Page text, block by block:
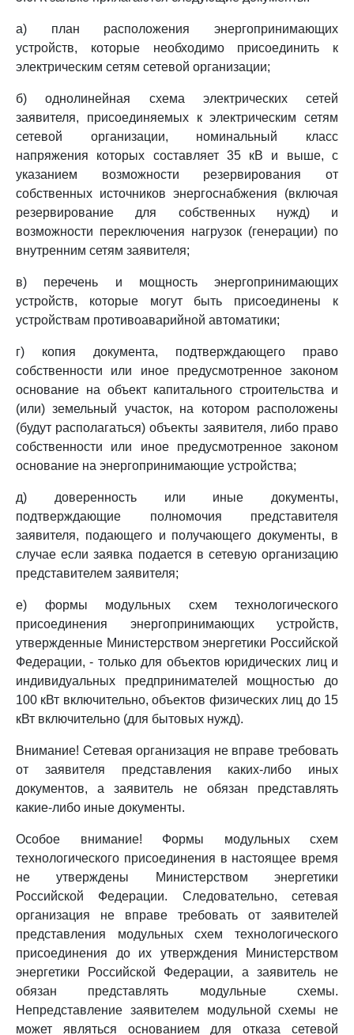
а) план расположения энергопринимающих
устройств, которые необходимо присоединить к
электрическим сетям сетевой организации;
б) однолинейная схема электрических сетей
заявителя, присоединяемых к электрическим сетям
сетевой организации, номинальный класс
напряжения которых составляет 35 кВ и выше, с
указанием возможности резервирования от
собственных источников энергоснабжения (включая
резервирование для собственных нужд) и
возможности переключения нагрузок (генерации) по
внутренним сетям заявителя;
в) перечень и мощность энергопринимающих
устройств, которые могут быть присоединены к
устройствам противоаварийной автоматики;
г) копия документа, подтверждающего право
собственности или иное предусмотренное законом
основание на объект капитального строительства и
(или) земельный участок, на котором расположены
(будут располагаться) объекты заявителя, либо право
собственности или иное предусмотренное законом
основание на энергопринимающие устройства;
д) доверенность или иные документы,
подтверждающие полномочия представителя
заявителя, подающего и получающего документы, в
случае если заявка подается в сетевую организацию
представителем заявителя;
е) формы модульных схем технологического
присоединения энергопринимающих устройств,
утвержденные Министерством энергетики Российской
Федерации, - только для объектов юридических лиц и
индивидуальных предпринимателей мощностью до
100 кВт включительно, объектов физических лиц до 15
кВт включительно (для бытовых нужд).
Внимание! Сетевая организация не вправе требовать
от заявителя представления каких-либо иных
документов, а заявитель не обязан представлять
какие-либо иные документы.
Особое внимание! Формы модульных схем
технологического присоединения в настоящее время
не утверждены Министерством энергетики
Российской Федерации. Следовательно, сетевая
организация не вправе требовать от заявителей
представления модульных схем технологического
присоединения до их утверждения Министерством
энергетики Российской Федерации, а заявитель не
обязан представлять модульные схемы.
Непредставление заявителем модульной схемы не
может являться основанием для отказа сетевой